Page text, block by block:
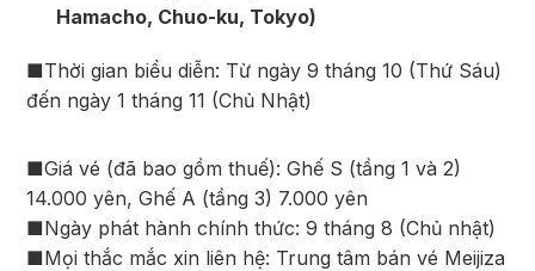
Hamacho, Chuo-ku, Tokyo)
■Thời gian biểu diễn: Từ ngày 9 tháng 10 (Thứ Sáu)
đến ngày 1 tháng 11 (Chủ Nhật)
■Giá vé (đã bao gồm thuế): Ghế S (tầng 1 và 2)
14.000 yên, Ghế A (tầng 3) 7.000 yên
■Ngày phát hành chính thức: 9 tháng 8 (Chủ nhật)
■Mọi thắc mắc xin liên hệ: Trung tâm bán vé Meijiza